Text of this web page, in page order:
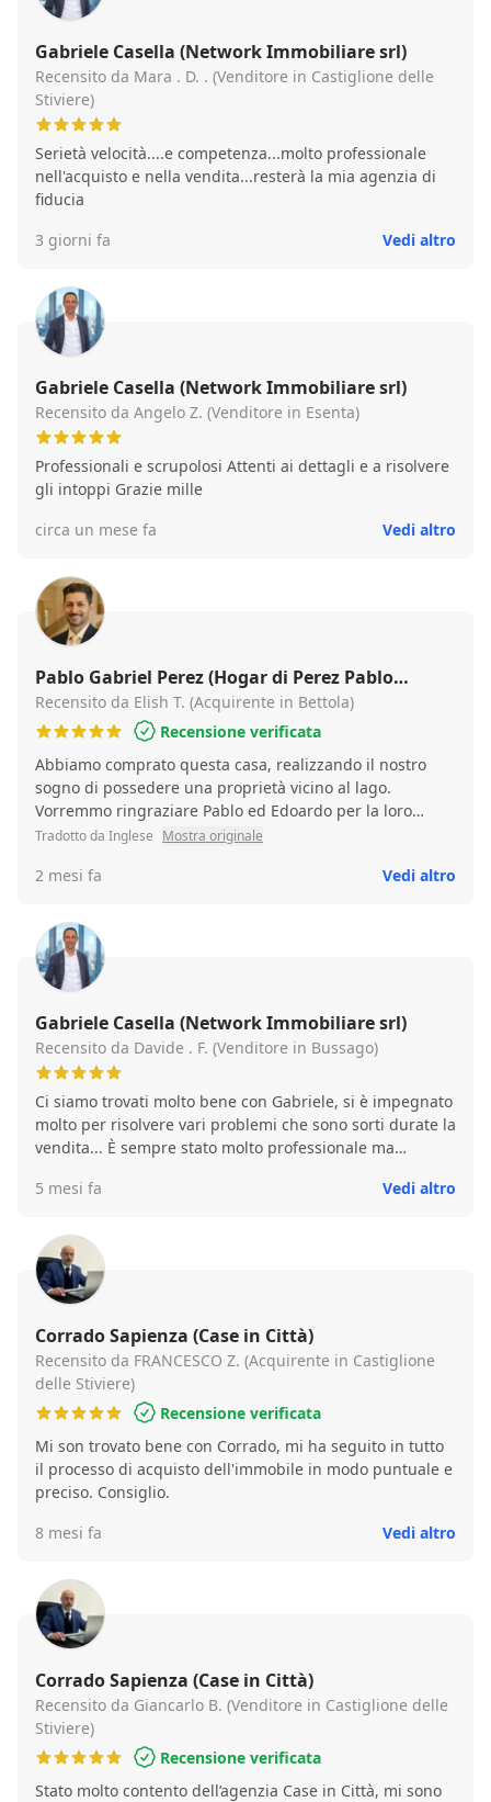
Gabriele Casella (Network Immobiliare srl)
Recensito da Mara . D. . (Venditore in Castiglione delle
Stiviere)
Serietà velocità....e competenza...molto professionale
nell'acquisto e nella vendita...resterà la mia agenzia di
fiducia
3 giorni fa
Vedi altro
Gabriele Casella (Network Immobiliare srl)
Recensito da Angelo Z. (Venditore in Esenta)
Professionali e scrupolosi Attenti ai dettagli e a risolvere
gli intoppi Grazie mille
circa un mese fa
Vedi altro
Pablo Gabriel Perez (Hogar di Perez Pablo
Gabriel)
Recensito da Elish T. (Acquirente in Bettola)
Recensione verificata
Abbiamo comprato questa casa, realizzando il nostro
sogno di possedere una proprietà vicino al lago.
Vorremmo ringraziare Pablo ed Edoardo per la loro
professionalità.
Tradotto da Inglese Mostra originale
2 mesi fa Vedi altro
Gabriele Casella (Network Immobiliare srl)
Recensito da Davide . F. (Venditore in Bussago)
Ci siamo trovati molto bene con Gabriele, si è impegnato
molto per risolvere vari problemi che sono sorti durate la
vendita... È sempre stato molto professionale ma
futuro dovessi avere bisogno di comprare o vendere un
e in particolare a Gabriele. Grazie
5 mesi fa Vedi altro
Corrado Sapienza (Case in Città)
Recensito da FRANCESCO Z. (Acquirente in Castiglione
delle Stiviere)
Recensione verificata
Mi son trovato bene con Corrado, mi ha seguito in tutto
il processo di acquisto dell'immobile in modo puntuale e
preciso. Consiglio.
8 mesi fa
Vedi altro
Corrado Sapienza (Case in Città)
Recensito da Giancarlo B. (Venditore in Castiglione delle
Stiviere)
Recensione verificata
Stato molto contento dell’agenzia Case in Città, mi sono